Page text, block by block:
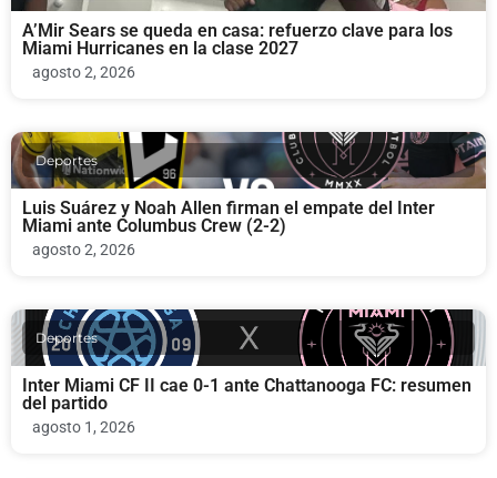
A’Mir Sears se queda en casa: refuerzo clave para los
Miami Hurricanes en la clase 2027
agosto 2, 2026
Deportes
Luis Suárez y Noah Allen firman el empate del Inter
Miami ante Columbus Crew (2-2)
agosto 2, 2026
Deportes
Inter Miami CF II cae 0-1 ante Chattanooga FC: resumen
del partido
agosto 1, 2026